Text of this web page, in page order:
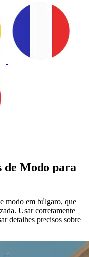
de Modo para
modo em búlgaro, que
Usar corretamente
detalhes precisos sobre